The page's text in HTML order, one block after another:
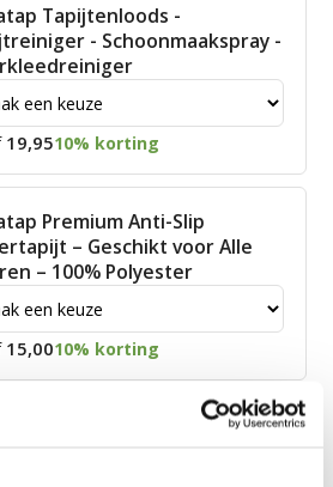
Tapijtenloods -
- Schoonmaakspray -
19,9510% korting
Premium Anti-Slip
– Geschikt voor Alle
– 100% Polyester
15,0010% korting
Vloerkleed Schoonmaakset